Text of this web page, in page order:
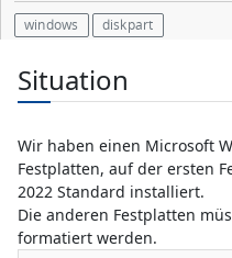
windows diskpart
Situation
Wir haben einen Microsoft
Festplatten, auf der ersten
2022 Standard installiert.
Die anderen Festplatten
formatiert werden.